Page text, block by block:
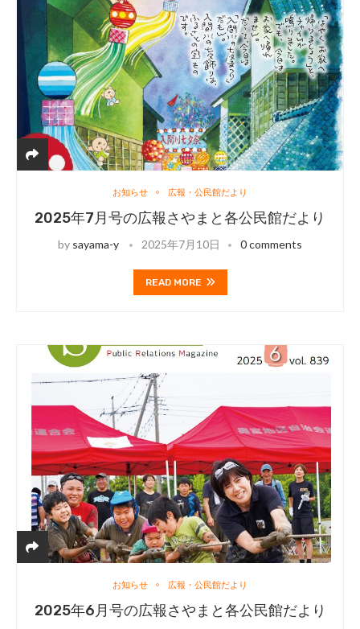
お知らせ 広報・公民館だより
2025年7月号の広報さやまと各公民館だより
by sayama-y 2025年7月10日 0 comments
READ MORE
お知らせ 広報・公民館だより
2025年6月号の広報さやまと各公民館だより